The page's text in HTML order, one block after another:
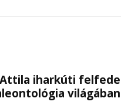
iharkúti
világában